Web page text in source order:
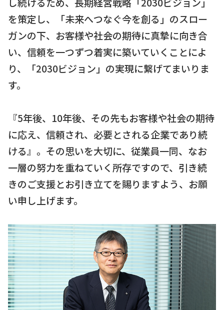
を策定し、「未来へつなぐ今を創る」のスロー
ガンの下、お客様や社会の期待に真摯に向き合
い、信頼を一つずつ着実に築いていくことによ
り、「2030ビジョン」の実現に繋げてまいりま
す。
『5年後、10年後、その先もお客様や社会の期待
に応え、信頼され、必要とされる企業であり続
ける』。その思いを大切に、従業員一同、なお
一層の努力を重ねていく所存ですので、引き続
きのご支援とお引き立てを賜りますよう、お願
い申し上げます。